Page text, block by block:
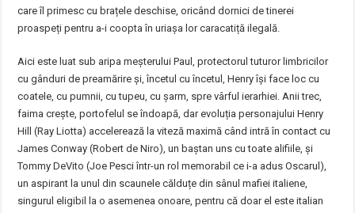
care îl primesc cu brațele deschise, oricând dornici de tinerei
proaspeți pentru a-i coopta în uriașa lor caracatiță ilegală.
Aici este luat sub aripa meșterului Paul, protectorul tuturor limbricilor
cu gânduri de preamărire și, încetul cu încetul, Henry își face loc cu
coatele, cu pumnii, cu tupeu, cu șarm, spre vârful ierarhiei. Anii trec,
faima crește, portofelul se îndoapă, dar evoluția personajului Henry
Hill (Ray Liotta) accelerează la viteză maximă când intră în contact cu
James Conway (Robert de Niro), un baștan uns cu toate alifiile, și
Tommy DeVito (Joe Pesci într-un rol memorabil ce i-a adus Oscarul),
un aspirant la unul din scaunele călduțe din sânul mafiei italiene,
singurul eligibil la o asemenea onoare, pentru că doar el este italian